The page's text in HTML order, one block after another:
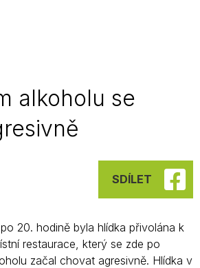
alkoholu se
SDÍLET
20. hodině byla hlídka přivolána k
restaurace, který se zde po
začal chovat agresivně. Hlídka v